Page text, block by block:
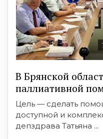
В Брянской
паллиативной
Цель — сделать
доступной и
депздрава Татьяна ...